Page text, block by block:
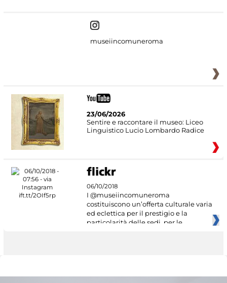
museiincomuneroma
23/06/2026
Sentire e raccontare il museo: Liceo
Linguistico Lucio Lombardo Radice
06/10/2018
I @museiincomuneroma
costituiscono un’offerta culturale varia
ed eclettica per il prestigio e la
particolarità delle sedi, per le